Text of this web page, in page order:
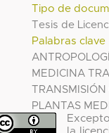
Tipo de
Tesis de
Palabras clave
MEDICINA
TRANSMISIÓN
PLANTAS